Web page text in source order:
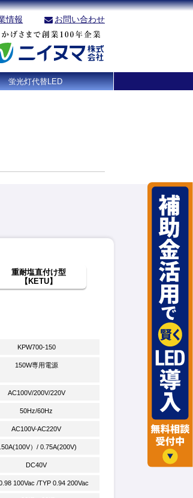
情報 お問い合わせ
蛍光灯代替LED
重耐塩直付け型
【KETU】
KPW700-150
150W専用電源
AC100V/200V/220V
50Hz/60Hz
AC100V-AC220V
）/ 0.75A(200V)
DC40V
100Vac /TYP 0.94 200Vac